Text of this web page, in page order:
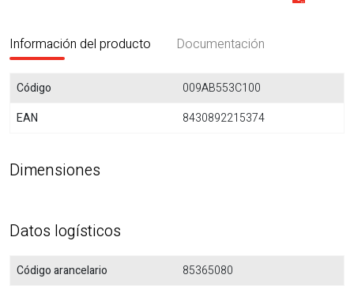
Información del producto Documentación
Código
009AB553C100
EAN
8430892215374
Dimensiones
Datos logísticos
Código arancelario
85365080